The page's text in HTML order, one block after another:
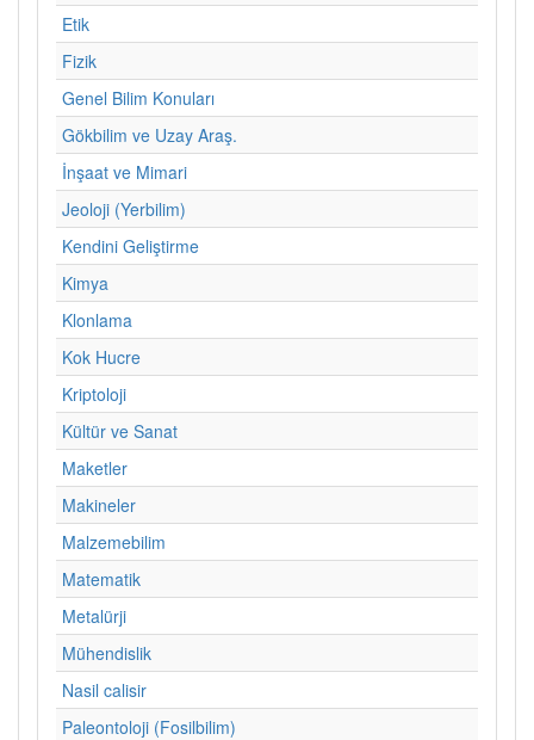
Etik
Fizik
Genel Bilim Konuları
Gökbilim ve Uzay Araş.
İnşaat ve Mimari
Jeoloji (Yerbilim)
Kendini Geliştirme
Kimya
Klonlama
Kok Hucre
Kriptoloji
Kültür ve Sanat
Maketler
Makineler
Malzemebilim
Matematik
Metalürji
Mühendislik
Nasil calisir
Paleontoloji (Fosilbilim)